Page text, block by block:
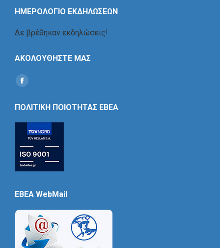
ΗΜΕΡΟΛΟΓΙΟ ΕΚΔΗΛΩΣΕΩΝ
Δε βρέθηκαν εκδηλώσεις!
ΑΚΟΛΟΥΘΗΣΤΕ ΜΑΣ
Find us on:
Social
ΠΟΛΙΤΙΚΗ ΠΟΙΟΤΗΤΑΣ ΕΒΕΑ
EBEA WebMail